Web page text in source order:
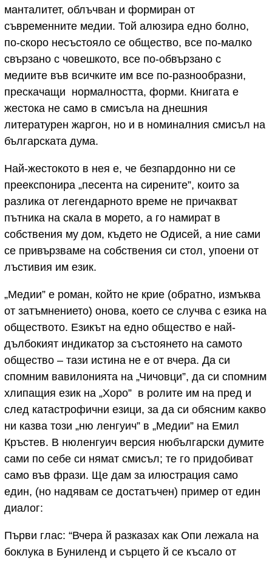
манталитет, облъчван и формиран от
съвременните медии. Той алюзира едно болно,
по-скоро несъстояло се общество, все по-малко
свързано с човешкото, все по-обвързано с
медиите във всичките им все по-разнообразни,
прескачащи нормалността, форми. Книгата е
жестока не само в смисъла на днешния
литературен жаргон, но и в номиналния смисъл на
българската дума.
Най-жестокото в нея е, че безпардонно ни се
преекспонира „песента на сирените”, които за
разлика от легендарното време не причакват
пътника на скала в морето, а го намират в
собствения му дом, където не Одисей, а ние сами
се привързваме на собствения си стол, упоени от
лъстивия им език.
„Медии” е роман, който не крие (обратно, измъква
от затъмнението) онова, което се случва с езика на
обществото. Езикът на едно общество е най-
дълбокият индикатор за състоянето на самото
общество – тази истина не е от вчера. Да си
спомним вавилонията на „Чичовци”, да си спомним
хлипащия език на „Хоро” в ролите им на пред и
след катастрофични езици, за да си обясним какво
ни казва този „ню ленгуич” в „Медии” на Емил
Кръстев. В нюленгуич версия нюбългарски думите
сами по себе си нямат смисъл; те го придобиват
само във фрази. Ще дам за илюстрация само
един, (но надявам се достатъчен) пример от един
диалог:
Първи глас: “Вчера й разказах как Опи лежала на
боклука в Буниленд и сърцето й се късало от